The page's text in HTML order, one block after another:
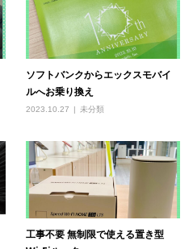
ソフトバンクからエックスモバイ
ルへお乗り換え
2023.10.27 未分類
工事不要 無制限で使える置き型